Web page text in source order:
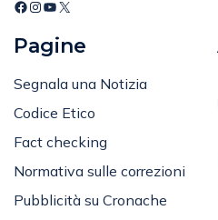
Codice Etico
Fact checking
Normativa sulle correzioni
Pubblicità su Cronache
Salerno